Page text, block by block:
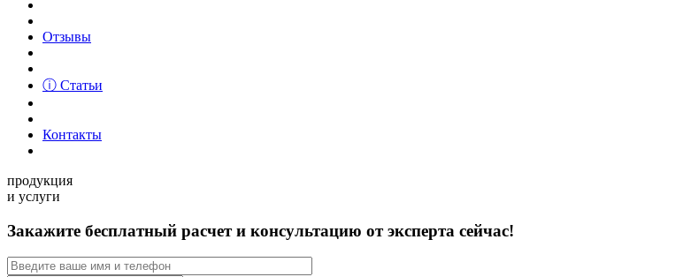
Отзывы
ⓘ Статьи
Контакты
продукция
и услуги
Закажите бесплатный расчет и консультацию от эксперта сейчас!